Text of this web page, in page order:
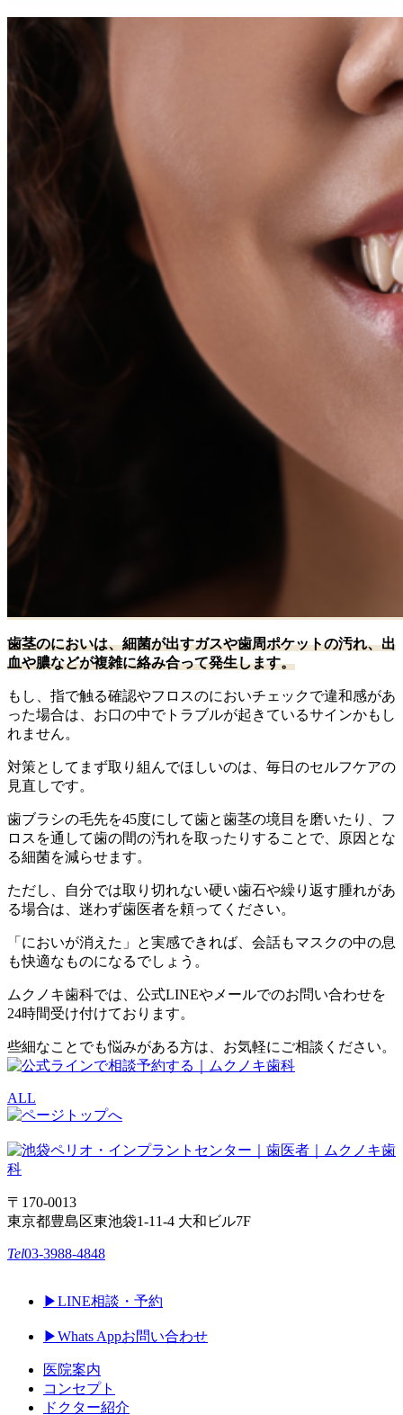
歯茎のにおいは、細菌が出すガスや歯周ポケットの汚れ、出
血や膿などが複雑に絡み合って発生します。
もし、指で触る確認やフロスのにおいチェックで違和感があ
った場合は、お口の中でトラブルが起きているサインかもし
れません。
対策としてまず取り組んでほしいのは、毎日のセルフケアの
見直しです。
歯ブラシの毛先を45度にして歯と歯茎の境目を磨いたり、フ
ロスを通して歯の間の汚れを取ったりすることで、原因とな
る細菌を減らせます。
ただし、自分では取り切れない硬い歯石や繰り返す腫れがあ
る場合は、迷わず歯医者を頼ってください。
「においが消えた」と実感できれば、会話もマスクの中の息
も快適なものになるでしょう。
ムクノキ歯科では、公式LINEやメールでのお問い合わせを
24時間受け付けております。
些細なことでも悩みがある方は、お気軽にご相談ください。
ALL
〒170-0013
東京都豊島区東池袋1-11-4 大和ビル7F
Tel03-3988-4848
▶︎LINE相談・予約
▶︎Whats Appお問い合わせ
医院案内
コンセプト
ドクター紹介